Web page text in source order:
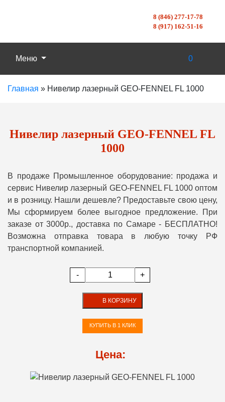
8 (846) 277-17-78
8 (917) 162-51-16
Меню 0
Главная » Нивелир лазерный GEO-FENNEL FL 1000
Нивелир лазерный GEO-FENNEL FL
1000
В продаже Промышленное оборудование: продажа и
сервис Нивелир лазерный GEO-FENNEL FL 1000 оптом
и в розницу. Нашли дешевле? Предоставьте свою цену,
Мы сформируем более выгодное предложение. При
заказе от 3000р., доставка по Самаре - БЕСПЛАТНО!
Возможна отправка товара в любую точку РФ
транспортной компанией.
- +
В КОРЗИНУ
КУПИТЬ В 1 КЛИК
Цена: